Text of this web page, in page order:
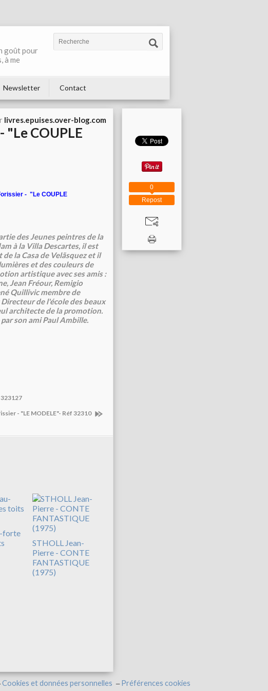
goût pour
à me
Newsletter Contact
livres.epuises.over-blog.com
"Le COUPLE
- "Le COUPLE
des Jeunes peintres de la
à la Villa Descartes, il est
de la Casa de Velãsquez et il
et des couleurs de
artistique avec ses amis :
Jean Fréour, Remigio
Quillivic membre de
de l'école des beaux
architecte de la promotion.
son ami Paul Ambille.
- "LE MODELE"- Réf 32310
forte
STHOLL Jean-
Pierre - CONTE
FANTASTIQUE
(1975)
Repost
0
Cookies et données personnelles Préférences cookies